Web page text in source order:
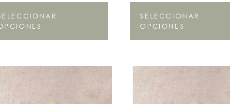
SELECCIONAR
OPCIONES